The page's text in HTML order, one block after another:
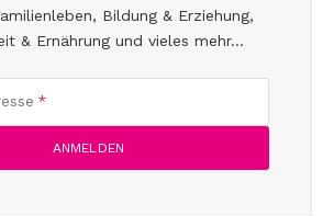
Bildung & Erziehung,
& Ernährung und vieles mehr...